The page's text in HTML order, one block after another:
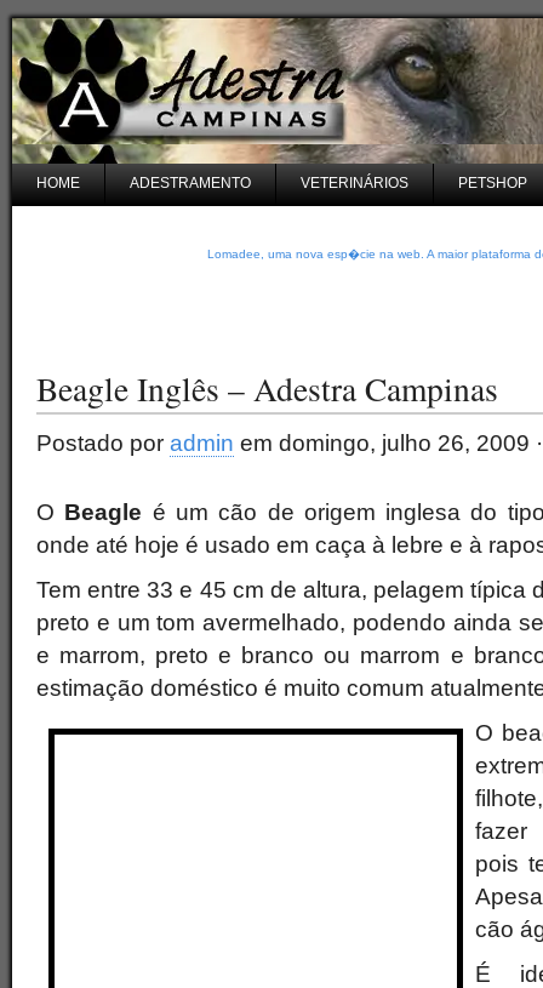
HOME ADESTRAMENTO VETERINÁRIOS PETSHOP
Lomadee, uma nova esp�cie na web. A maior plataforma
Beagle Inglês – Adestra Campinas
Postado por admin em domingo, julho 26, 2009
O Beagle é um cão de origem inglesa do
onde até hoje é usado em caça à lebre e à
Tem entre 33 e 45 cm de altura, pelagem típica
preto e um tom avermelhado, podendo ainda
e marrom, preto e branco ou marrom e
estimação doméstico é muito comum
O
fazer
pois
cão
É